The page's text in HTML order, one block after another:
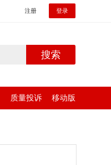
注册 登录
搜索
质量投诉 移动版